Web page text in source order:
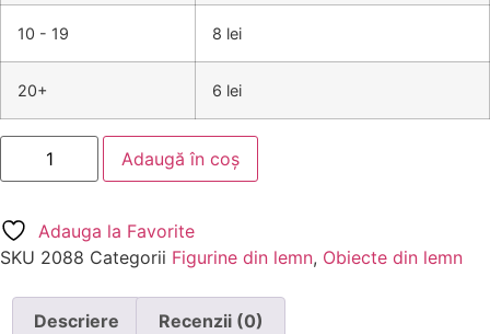
10 - 19 8 lei
20+ 6 lei
Adaugă în coș
Adauga la Favorite
SKU 2088 Categorii Figurine din lemn, Obiecte din lemn
Descriere Recenzii (0)